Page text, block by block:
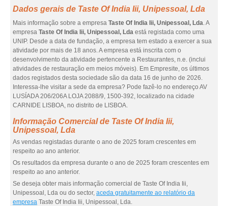
Dados gerais de Taste Of India Iii, Unipessoal, Lda
Mais informação sobre a empresa Taste Of India Iii, Unipessoal, Lda. A
empresa Taste Of India Iii, Unipessoal, Lda está registada como uma
UNIP. Desde a data de fundação, a empresa tem estado a exercer a sua
atividade por mais de 18 anos. A empresa está inscrita com o
desenvolvimento da atividade pertencente a Restaurantes, n.e. (inclui
atividades de restauração em meios móveis). Em Empresite, os últimos
dados registados desta sociedade são da data 16 de junho de 2026.
Interessa-lhe visitar a sede da empresa? Pode fazê-lo no endereço AV
LUSÍADA 206/206A LOJA 2088/9, 1500-392, localizado na cidade
CARNIDE LISBOA, no distrito de LISBOA.
Informação Comercial de Taste Of India Iii,
Unipessoal, Lda
As vendas registadas durante o ano de 2025 foram crescentes em
respeito ao ano anterior.
Os resultados da empresa durante o ano de 2025 foram crescentes em
respeito ao ano anterior.
Se deseja obter mais informação comercial de Taste Of India Iii,
Unipessoal, Lda ou do sector, aceda gratuitamente ao relatório da
empresa Taste Of India Iii, Unipessoal, Lda.